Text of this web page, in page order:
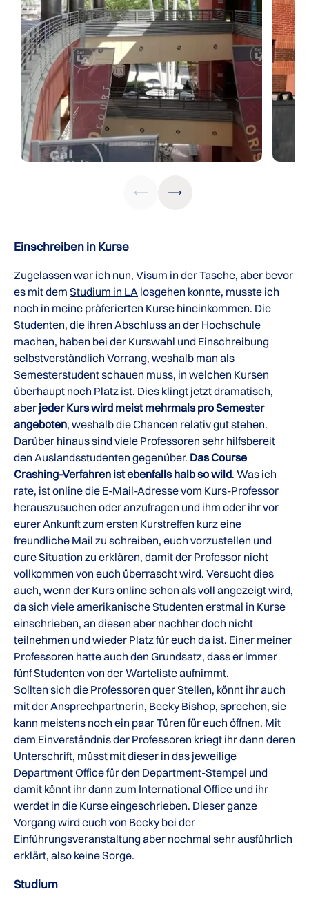
Einschreiben in Kurse
Zugelassen war ich nun, Visum in der Tasche, aber bevor
es mit dem Studium in LA losgehen konnte, musste ich
noch in meine präferierten Kurse hineinkommen. Die
Studenten, die ihren Abschluss an der Hochschule
machen, haben bei der Kurswahl und Einschreibung
selbstverständlich Vorrang, weshalb man als
Semesterstudent schauen muss, in welchen Kursen
überhaupt noch Platz ist. Dies klingt jetzt dramatisch,
aber jeder Kurs wird meist mehrmals pro Semester
angeboten, weshalb die Chancen relativ gut stehen.
Darüber hinaus sind viele Professoren sehr hilfsbereit
den Auslandsstudenten gegenüber. Das Course
Crashing-Verfahren ist ebenfalls halb so wild. Was ich
rate, ist online die E-Mail-Adresse vom Kurs-Professor
herauszusuchen oder anzufragen und ihm oder ihr vor
eurer Ankunft zum ersten Kurstreffen kurz eine
freundliche Mail zu schreiben, euch vorzustellen und
eure Situation zu erklären, damit der Professor nicht
vollkommen von euch überrascht wird. Versucht dies
auch, wenn der Kurs online schon als voll angezeigt wird,
da sich viele amerikanische Studenten erstmal in Kurse
einschrieben, an diesen aber nachher doch nicht
teilnehmen und wieder Platz für euch da ist. Einer meiner
Professoren hatte auch den Grundsatz, dass er immer
fünf Studenten von der Warteliste aufnimmt.
Sollten sich die Professoren quer Stellen, könnt ihr auch
mit der Ansprechpartnerin, Becky Bishop, sprechen, sie
kann meistens noch ein paar Türen für euch öffnen. Mit
dem Einverständnis der Professoren kriegt ihr dann deren
Unterschrift, müsst mit dieser in das jeweilige
Department Office für den Department-Stempel und
damit könnt ihr dann zum International Office und ihr
werdet in die Kurse eingeschrieben. Dieser ganze
Vorgang wird euch von Becky bei der
Einführungsveranstaltung aber nochmal sehr ausführlich
erklärt, also keine Sorge.
Studium